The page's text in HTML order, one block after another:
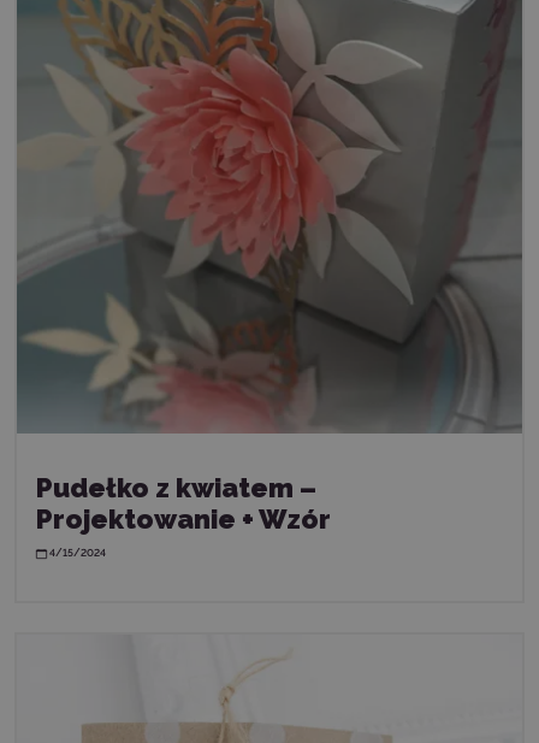
Pudełko z kwiatem –
Projektowanie + Wzór
4/15/2024